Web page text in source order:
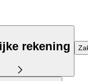
rekening